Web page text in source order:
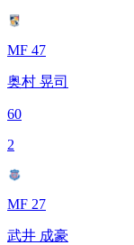
MF 47
奥村 晃司
60
2
MF 27
武井 成豪